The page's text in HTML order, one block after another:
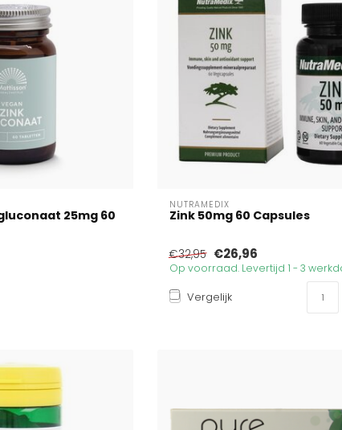
25mg 60
NUTRAMEDIX
Zink 50mg 60 Capsules
€32,95 €26,96
Op voorraad. Levertijd 1 - 3
Vergelijk